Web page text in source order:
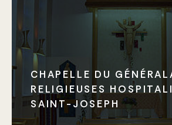
CHAPELLE DU
RELIGIEUSES
SAINT-JOSEPH